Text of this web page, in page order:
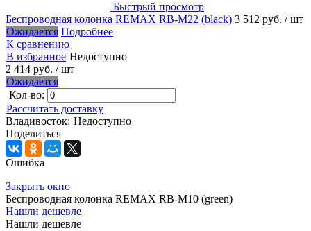
Быстрый просмотр
Беспроводная колонка REMAX RB-M22 (black) 3 512 руб. / шт
Ожидается Подробнее
К сравнению
В избранное Недоступно
2 414 руб. / шт
Ожидается
Кол-во:
Рассчитать доставку
Владивосток: Недоступно
Поделиться
Ошибка
Закрыть окно
Беспроводная колонка REMAX RB-M10 (green)
Нашли дешевле
Нашли дешевле